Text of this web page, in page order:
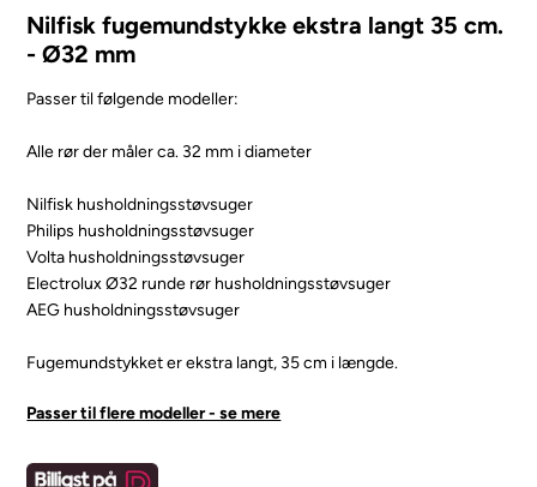
Nilfisk fugemundstykke ekstra langt 35 cm.
- Ø32 mm
Passer til følgende modeller:
Alle rør der måler ca. 32 mm i diameter
Nilfisk husholdningsstøvsuger
Philips husholdningsstøvsuger
Volta husholdningsstøvsuger
Electrolux Ø32 runde rør husholdningsstøvsuger
AEG husholdningsstøvsuger
Fugemundstykket er ekstra langt, 35 cm i længde.
Passer til flere modeller - se mere